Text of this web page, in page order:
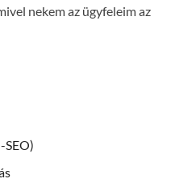
nekem az ügyfeleim az
SEO)